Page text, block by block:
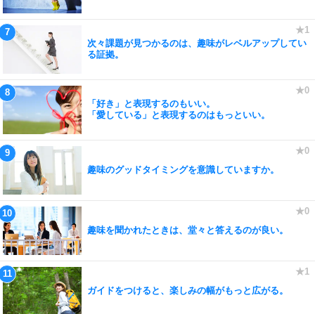
次々課題が見つかるのは、趣味がレベルアップしてい
る証拠。
「好き」と表現するのもいい。
「愛している」と表現するのはもっといい。
趣味のグッドタイミングを意識していますか。
趣味を聞かれたときは、堂々と答えるのが良い。
ガイドをつけると、楽しみの幅がもっと広がる。